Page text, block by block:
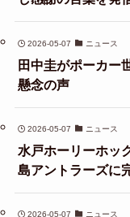
2026-05-07 ニュース
田中圭がポーカー
懸念の声
2026-05-07 ニュース
水戸ホーリーホッ
島アントラーズに
2026-05-07 ニュース